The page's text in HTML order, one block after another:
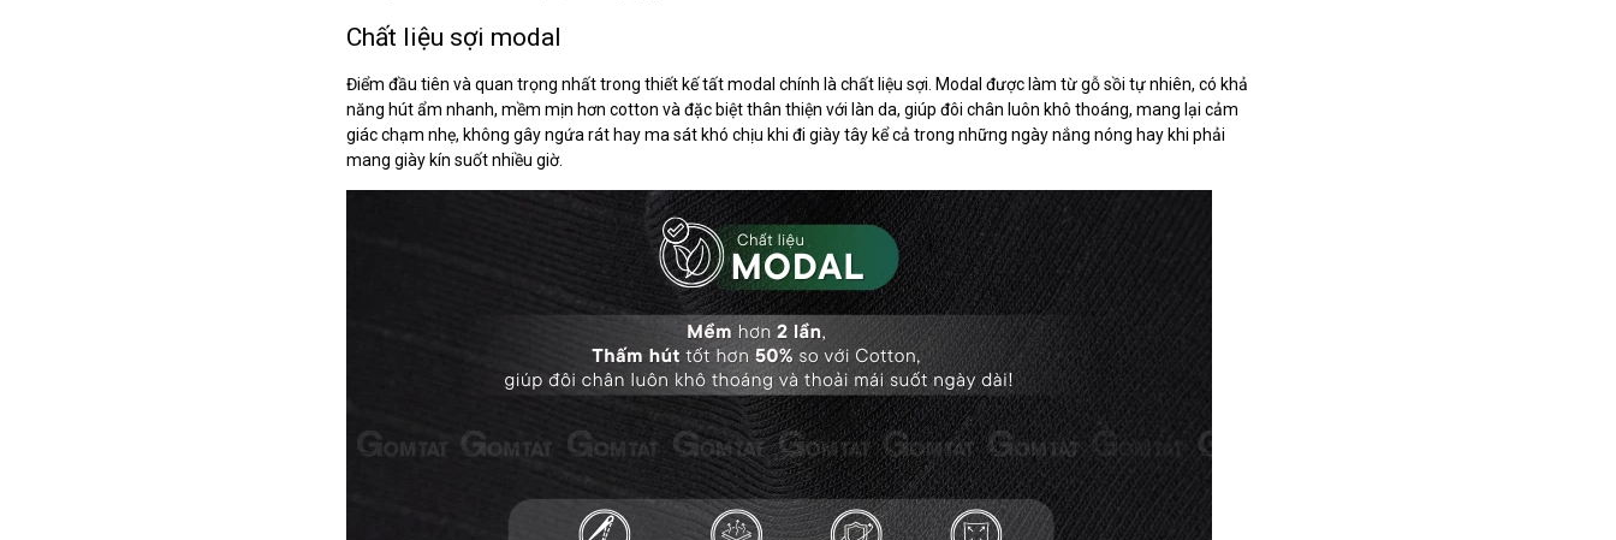
Chất liệu sợi modal
Điểm đầu tiên và quan trọng nhất trong thiết kế tất modal chính là chất liệu sợi. Modal được làm từ gỗ sồi tự nhiên, có khả
năng hút ẩm nhanh, mềm mịn hơn cotton và đặc biệt thân thiện với làn da, giúp đôi chân luôn khô thoáng, mang lại cảm
giác chạm nhẹ, không gây ngứa rát hay ma sát khó chịu khi đi giày tây kể cả trong những ngày nắng nóng hay khi phải
mang giày kín suốt nhiều giờ.